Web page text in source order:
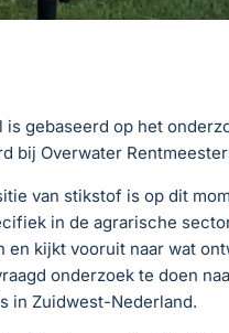
is gebaseerd op het
bij Overwater
van stikstof is op dit
in de agrarische
en kijkt vooruit naar wat
onderzoek te doen
in Zuidwest-Nederland.